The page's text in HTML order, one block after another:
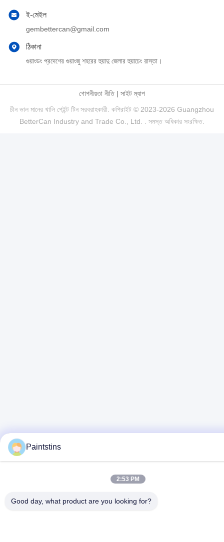
ই-মেইল
gembettercan@gmail.com
ঠিকানা
গুয়াংডং প্রদেশের গুয়াংজু শহরের হুয়াদু জেলার হুয়াচেং রাস্তা।
গোপনীয়তা নীতি| সাইট ম্যাপ
চীন ভাল মানের খালি পেইন্ট টিন সরবরাহকারী. কপিরাইট © 2023-2026 Guangzhou
BetterCan Industry and Trade Co., Ltd. . সমস্ত অধিকার সংরক্ষিত.
Paintstins
2:53 PM
Good day, what product are you looking for?